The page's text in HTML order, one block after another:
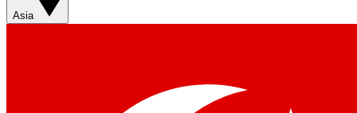
Asia